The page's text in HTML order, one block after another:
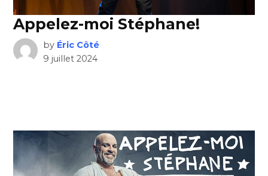
Appelez-moi Stéphane!
by Éric Côté
9 juillet 2024